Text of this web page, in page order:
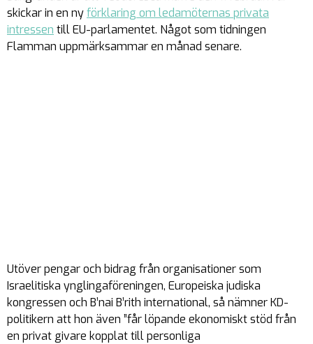
skickar in en nyförklaring om ledamöternas privata
intressen till EU-parlamentet. Något som tidningen
Flamman uppmärksammar en månad senare.
Utöver pengar och bidrag från organisationer som
Israelitiska ynglingaföreningen, Europeiska judiska
kongressen och B’nai B’rith international, så nämner KD-
politikern att hon även ”får löpande ekonomiskt stöd från
en privat givare kopplat till personliga